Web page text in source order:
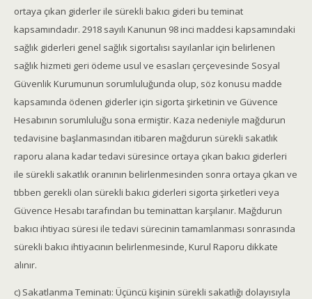
ortaya çıkan giderler ile sürekli bakıcı gideri bu teminat
kapsamındadır. 2918 sayılı Kanunun 98 inci maddesi kapsamındaki
sağlık giderleri genel sağlık sigortalısı sayılanlar için belirlenen
sağlık hizmeti geri ödeme usul ve esasları çerçevesinde Sosyal
Güvenlik Kurumunun sorumluluğunda olup, söz konusu madde
kapsamında ödenen giderler için sigorta şirketinin ve Güvence
Hesabının sorumluluğu sona ermiştir. Kaza nedeniyle mağdurun
tedavisine başlanmasından itibaren mağdurun sürekli sakatlık
raporu alana kadar tedavi süresince ortaya çıkan bakıcı giderleri
ile sürekli sakatlık oranının belirlenmesinden sonra ortaya çıkan ve
tıbben gerekli olan sürekli bakıcı giderleri sigorta şirketleri veya
Güvence Hesabı tarafından bu teminattan karşılanır. Mağdurun
bakıcı ihtiyacı süresi ile tedavi sürecinin tamamlanması sonrasında
sürekli bakıcı ihtiyacının belirlenmesinde, Kurul Raporu dikkate
alınır.
c) Sakatlanma Teminatı: Üçüncü kişinin sürekli sakatlığı dolayısıyla